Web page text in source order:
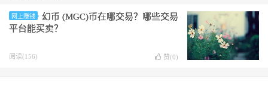
网上赚钱
幻币 (MGC)币在哪交易？哪些交易
平台能买卖？
阅读(156) 赞(0)